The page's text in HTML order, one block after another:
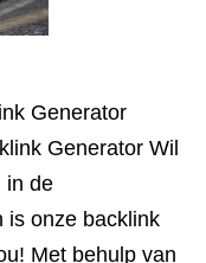
Generator
Generator Wil
in de
is onze backlink
Met behulp van